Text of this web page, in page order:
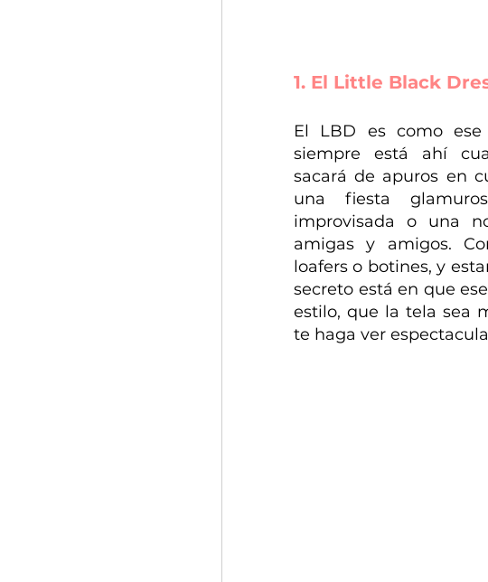
1. El Little Black
El LBD es como
siempre está ahí
sacará de apuros en
una fiesta
improvisada o una
amigas y amigos.
loafers o botines, y
secreto está en que
estilo, que la tela sea
te haga ver